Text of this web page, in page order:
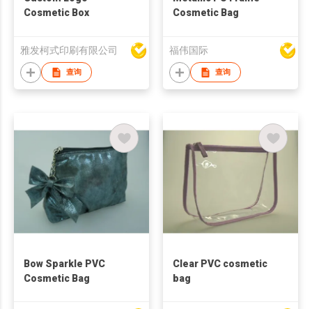
Cosmetic Box
雅发柯式印刷有限公司
查询
Cosmetic Bag
福伟国际
查询
Bow Sparkle PVC
Cosmetic Bag
Clear PVC cosmetic
bag